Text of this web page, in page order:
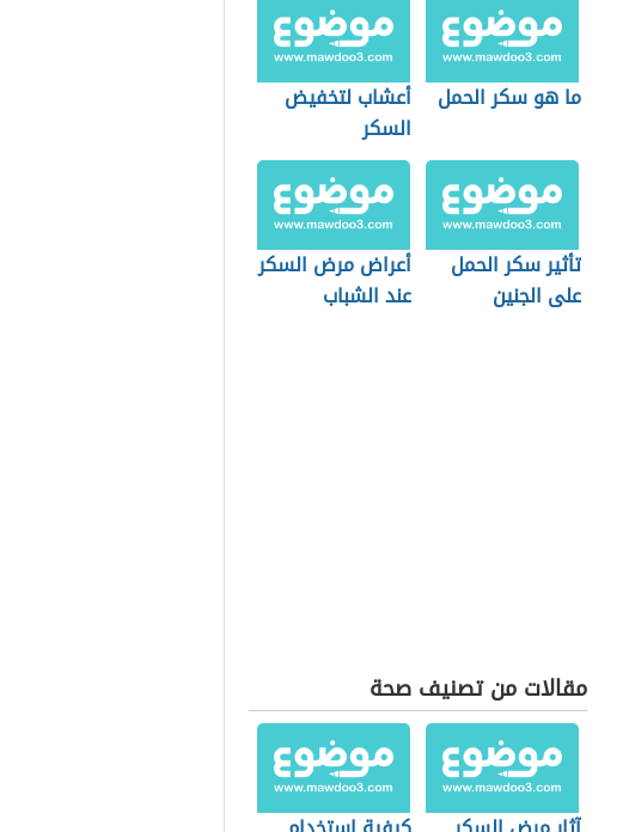
ما هو سكر الحمل
أعشاب لتخفيض
السكر
تأثير سكر الحمل
على الجنين
أعراض مرض السكر
عند الشباب
مقالات من تصنيف صحة